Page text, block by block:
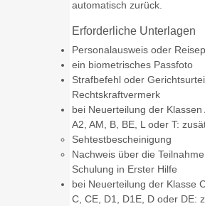
automatisch zurück.
Erforderliche Unterlagen
Personalausweis oder
ein biometrisches Passfoto
Strafbefehl oder
Rechtskraftvermerk
bei Neuerteilung der Klassen
A2, AM, B, BE, L oder T:
Sehtestbescheinigung
Nachweis über die
Schulung in Erster Hilfe
bei Neuerteilung der Klasse
C, CE, D1, D1E, D oder DE: